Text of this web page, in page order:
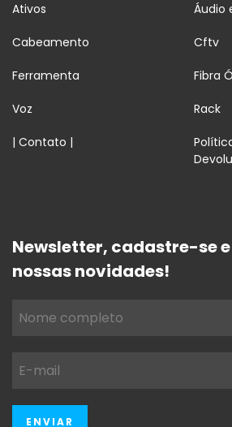
Ativos Áudio
Cabeamento Cftv
Ferramenta Fibra
Voz Rack
| Contato |
Newsletter, cadastre-se
nossas novidades!